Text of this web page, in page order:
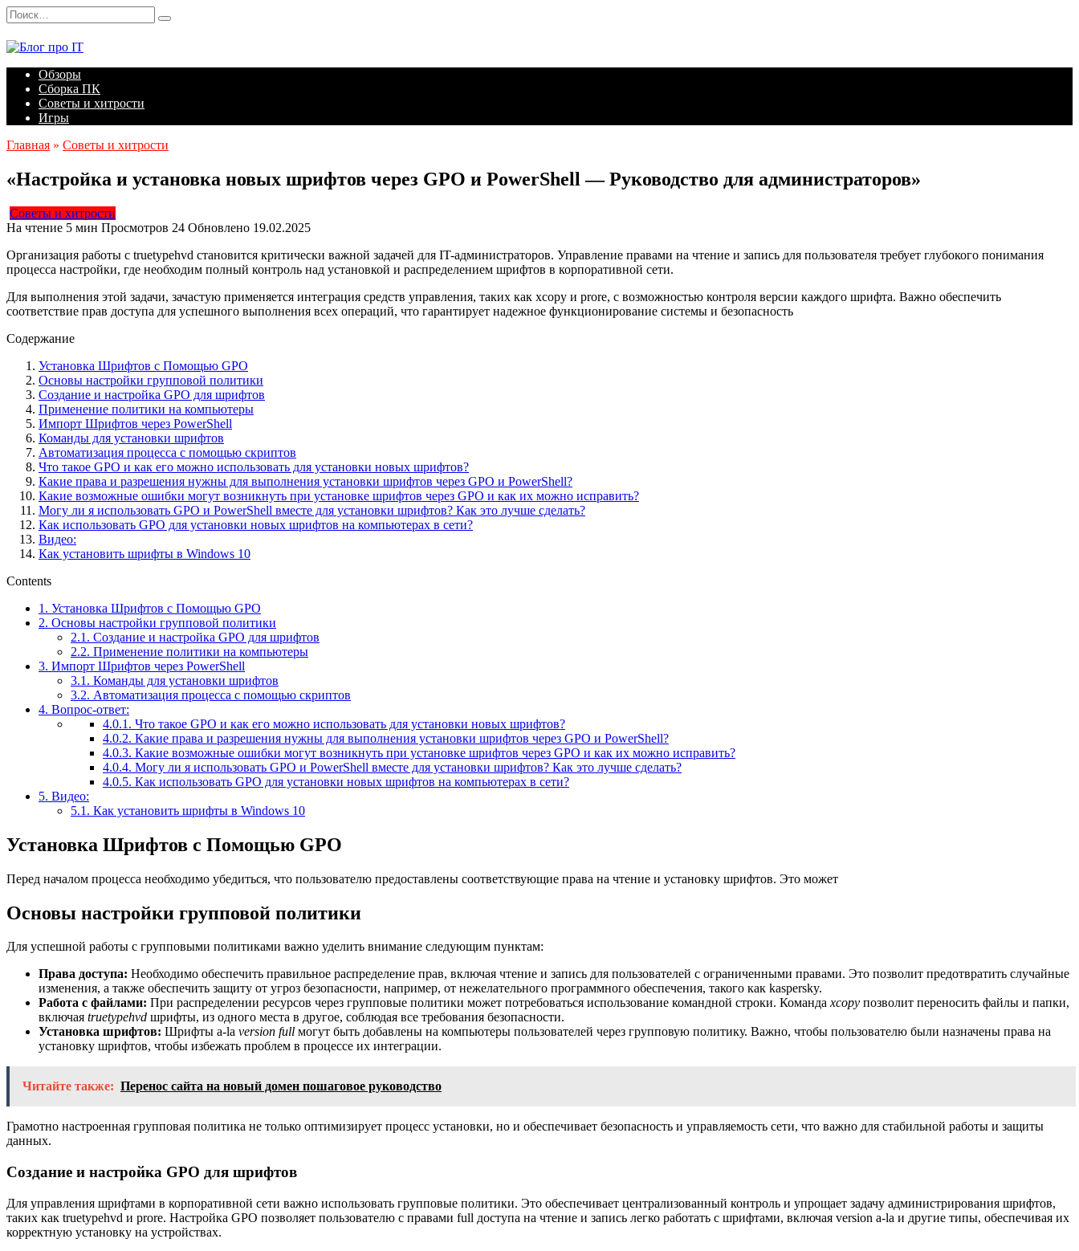
Перейти
к
содержанию
Search
for:
Обзоры
Сборка ПК
Советы и хитрости
Игры
Главная » Советы и хитрости
«Настройка и установка новых шрифтов через GPO и PowerShell — Руководство для администраторов»
Советы и хитрости
На чтение 5 мин Просмотров 24 Обновлено 19.02.2025
Организация работы с truetypehvd становится критически важной задачей для IT-администраторов. Управление правами на чтение и запись для пользователя требует глубокого понимания
процесса настройки, где необходим полный контроль над установкой и распределением шрифтов в корпоративной сети.
Для выполнения этой задачи, зачастую применяется интеграция средств управления, таких как xcopy и prore, с возможностью контроля версии каждого шрифта. Важно обеспечить
соответствие прав доступа для успешного выполнения всех операций, что гарантирует надежное функционирование системы и безопасность
Содержание
Установка Шрифтов с Помощью GPO
Основы настройки групповой политики
Создание и настройка GPO для шрифтов
Применение политики на компьютеры
Импорт Шрифтов через PowerShell
Команды для установки шрифтов
Автоматизация процесса с помощью скриптов
Что такое GPO и как его можно использовать для установки новых шрифтов?
Какие права и разрешения нужны для выполнения установки шрифтов через GPO и PowerShell?
Какие возможные ошибки могут возникнуть при установке шрифтов через GPO и как их можно исправить?
Могу ли я использовать GPO и PowerShell вместе для установки шрифтов? Как это лучше сделать?
Как использовать GPO для установки новых шрифтов на компьютерах в сети?
Видео:
Как установить шрифты в Windows 10
Contents
1. Установка Шрифтов с Помощью GPO
2. Основы настройки групповой политики
2.1. Создание и настройка GPO для шрифтов
2.2. Применение политики на компьютеры
3. Импорт Шрифтов через PowerShell
3.1. Команды для установки шрифтов
3.2. Автоматизация процесса с помощью скриптов
4. Вопрос-ответ:
4.0.1. Что такое GPO и как его можно использовать для установки новых шрифтов?
4.0.2. Какие права и разрешения нужны для выполнения установки шрифтов через GPO и PowerShell?
4.0.3. Какие возможные ошибки могут возникнуть при установке шрифтов через GPO и как их можно исправить?
4.0.4. Могу ли я использовать GPO и PowerShell вместе для установки шрифтов? Как это лучше сделать?
4.0.5. Как использовать GPO для установки новых шрифтов на компьютерах в сети?
5. Видео:
5.1. Как установить шрифты в Windows 10
Установка Шрифтов с Помощью GPO
Перед началом процесса необходимо убедиться, что пользователю предоставлены соответствующие права на чтение и установку шрифтов. Это может
Основы настройки групповой политики
Для успешной работы с групповыми политиками важно уделить внимание следующим пунктам:
Права доступа: Необходимо обеспечить правильное распределение прав, включая чтение и запись для пользователей с ограниченными правами. Это позволит предотвратить случайные
изменения, а также обеспечить защиту от угроз безопасности, например, от нежелательного программного обеспечения, такого как kaspersky.
Работа с файлами: При распределении ресурсов через групповые политики может потребоваться использование командной строки. Командаxcopy позволит переносить файлы и папки,
включая truetypehvd шрифты, из одного места в другое, соблюдая все требования безопасности.
Установка шрифтов: Шрифты a-la version full могут быть добавлены на компьютеры пользователей через групповую политику. Важно, чтобы пользователю были назначены права на
установку шрифтов, чтобы избежать проблем в процессе их интеграции.
Читайте также: Перенос сайта на новый домен пошаговое руководство
Грамотно настроенная групповая политика не только оптимизирует процесс установки, но и обеспечивает безопасность и управляемость сети, что важно для стабильной работы и защиты
данных.
Создание и настройка GPO для шрифтов
Для управления шрифтами в корпоративной сети важно использовать групповые политики. Это обеспечивает централизованный контроль и упрощает задачу администрирования шрифтов,
таких как truetypehvd и prore. Настройка GPO позволяет пользователю с правами full доступа на чтение и запись легко работать с шрифтами, включая version a-la и другие типы, обеспечивая их
корректную установку на устройствах.